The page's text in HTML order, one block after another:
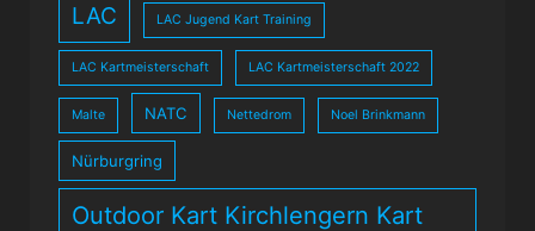
LAC LAC Jugend Kart Training
LAC Kartmeisterschaft LAC Kartmeisterschaft 2022
Malte NATC Nettedrom Noel Brinkmann
Nürburgring
Outdoor Kart Kirchlengern Kart